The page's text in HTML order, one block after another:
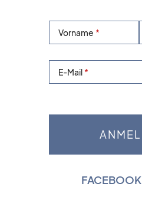
Vorname
E-Mail
FACEBOOK